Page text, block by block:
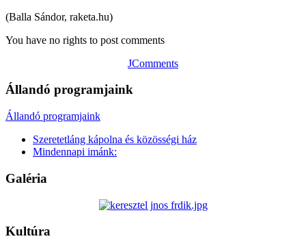
(Balla Sándor, raketa.hu)
You have no rights to post comments
JComments
Állandó programjaink
Állandó programjaink
Szeretetláng kápolna és közösségi ház
Mindennapi imánk:
Galéria
Kultúra